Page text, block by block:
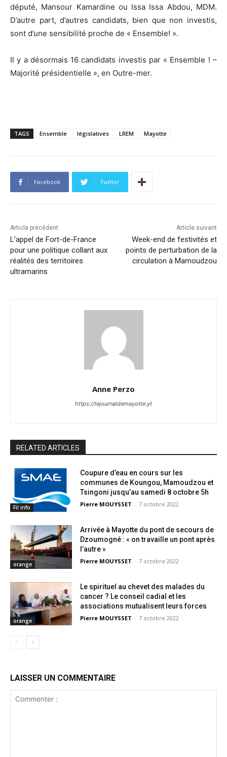
député, Mansour Kamardine ou Issa Issa Abdou, MDM.
D’autre part, d’autres candidats, bien que non investis,
sont d’une sensibilité proche de « Ensemble! ».
Il y a désormais 16 candidats investis par « Ensemble ! –
Majorité présidentielle », en Outre-mer.
TAGS Ensemble législatives LREM Mayotte
Facebook Twitter
Article précédent
L’appel de Fort-de-France
pour une politique collant aux
réalités des territoires
ultramarins
Article suivant
Week-end de festivités et
points de perturbation de la
circulation à Mamoudzou
Anne Perzo
https://lejournaldemayotte.yt
RELATED ARTICLES
Fil info
Coupure d’eau en cours sur les
communes de Koungou, Mamoudzou et
Tsingoni jusqu’au samedi 8 octobre 5h
Pierre MOUYSSET - 7 octobre 2022
orange
Arrivée à Mayotte du pont de secours de
Dzoumogné : « on travaille un pont après
l’autre »
Pierre MOUYSSET - 7 octobre 2022
orange
Le spirituel au chevet des malades du
cancer ? Le conseil cadial et les
associations mutualisent leurs forces
Pierre MOUYSSET - 7 octobre 2022
LAISSER UN COMMENTAIRE